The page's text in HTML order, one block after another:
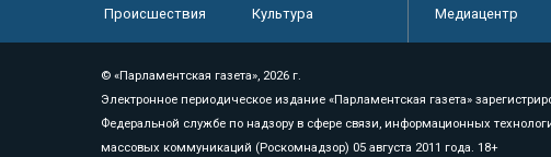
Происшествия
Культура
Медиацентр
© «Парламентская газета», 2026 г.
Электронное периодическое издание «Парламентская газета»
Федеральной службе по надзору в сфере связи, информационных
массовых коммуникаций (Роскомнадзор) 05 августа 2011 года. 18+